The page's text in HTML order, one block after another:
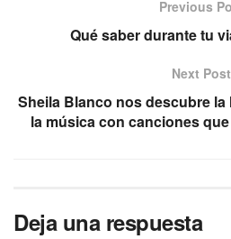
Previous
Qué saber durante tu
Next Post
Sheila Blanco nos descubre
la música con canciones
Deja una respuesta